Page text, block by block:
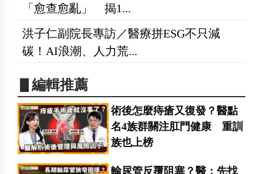
「愈查愈亂」 揭1...
洪子仁副院長專訪／醫療拼ESG不只減
碳！AI浪潮、人力荒...
▋編輯推薦
術後怎麼痔瘡又復發？醫點
名4族群關注肛門健康 重訓
族也上榜
輸尿管反覆阻塞？醫：先找